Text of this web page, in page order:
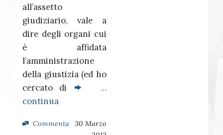
all’assetto
giudiziario, vale a
dire degli organi cui
è affidata
l’amministrazione
della giustizia (ed ho
cercato di
…
continua
Commenta
30 Marzo